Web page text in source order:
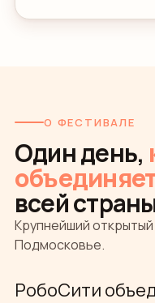
О ФЕСТИВАЛЕ
Один день,
всей
Крупнейший
Подмосковье.
РобоСити